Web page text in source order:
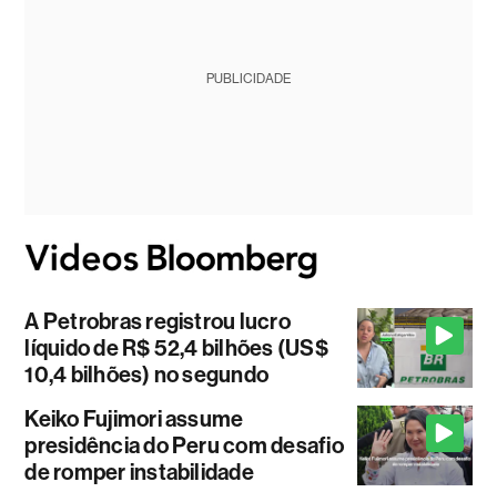
PUBLICIDADE
A Petrobras registrou lucro
líquido de R$ 52,4 bilhões (US$
10,4 bilhões) no segundo
Keiko Fujimori assume
presidência do Peru com desafio
de romper instabilidade